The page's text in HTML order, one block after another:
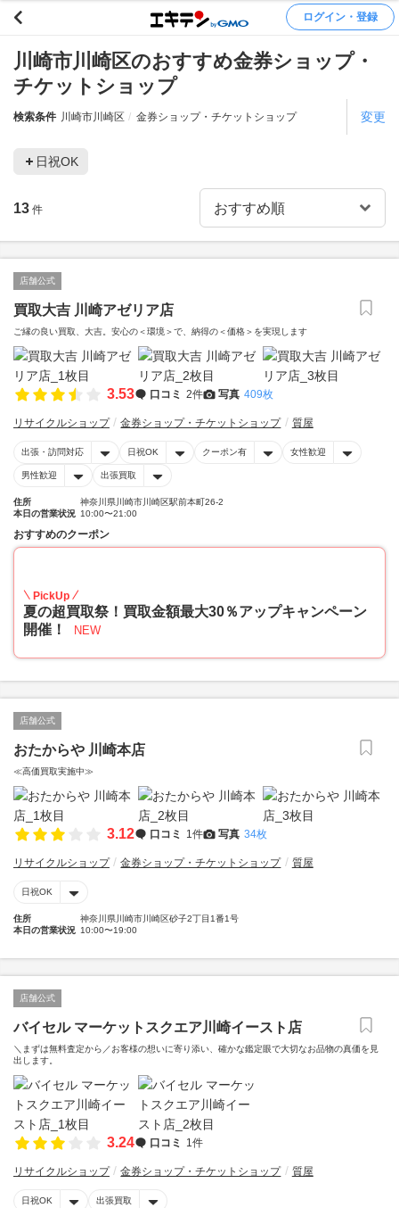
ログイン・登録
川崎市川崎区のおすすめ金券ショップ・
チケットショップ
検索条件 川崎市川崎区 金券ショップ・チケットショップ 変更
日祝OK
13 件
店舗公式
買取大吉 川崎アゼリア店
ご縁の良い買取、大吉。安心の＜環境＞で、納得の＜価格＞を実現します
3.53 口コミ 2件 写真 409枚
リサイクルショップ 金券ショップ・チケットショップ 質屋
出張・訪問対応 日祝OK クーポン有 女性歓迎
男性歓迎 出張買取
住所
神奈川県川崎市川崎区駅前本町26-2
本日の営業状況 10:00〜21:00
おすすめのクーポン
PickUp
夏の超買取祭！買取金額最大30％アップキャンペーン
開催！
NEW
店舗公式
おたからや 川崎本店
≪高価買取実施中≫
3.12 口コミ 1件 写真 34枚
リサイクルショップ 金券ショップ・チケットショップ 質屋
日祝OK
住所
神奈川県川崎市川崎区砂子2丁目1番1号
本日の営業状況 10:00〜19:00
店舗公式
バイセル マーケットスクエア川崎イースト店
＼まずは無料査定から／お客様の想いに寄り添い、確かな鑑定眼で大切なお品物の真価を見
出します。
3.24 口コミ 1件
リサイクルショップ 金券ショップ・チケットショップ 質屋
日祝OK 出張買取